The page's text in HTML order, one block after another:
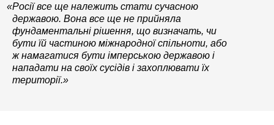
«Росії все ще належить стати сучасною
державою. Вона все ще не прийняла
фундаментальні рішення, що визначать, чи
бути їй частиною міжнародної спільноти, або
ж намагатися бути імперською державою і
нападати на своїх сусідів і захоплювати їх
території.»